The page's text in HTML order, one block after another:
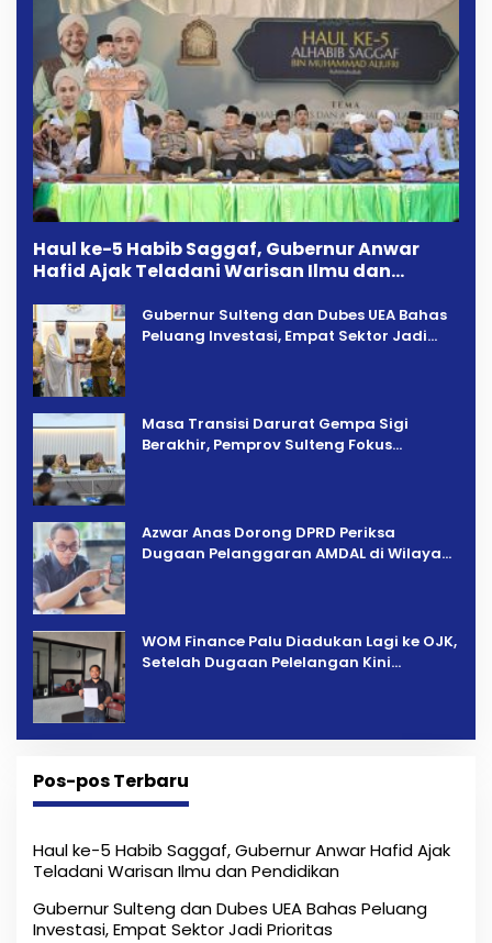
Haul ke-5 Habib Saggaf, Gubernur Anwar
Hafid Ajak Teladani Warisan Ilmu dan
Gubernur Sulteng dan Dubes UEA Bahas
Peluang Investasi, Empat Sektor Jadi
Masa Transisi Darurat Gempa Sigi
Berakhir, Pemprov Sulteng Fokus
Azwar Anas Dorong DPRD Periksa
Dugaan Pelanggaran AMDAL di Wilayah
‎WOM Finance Palu Diadukan Lagi ke OJK,
Setelah Dugaan Pelelangan Kini
Pos-pos Terbaru
Haul ke-5 Habib Saggaf, Gubernur Anwar Hafid Ajak
Teladani Warisan Ilmu dan Pendidikan
Gubernur Sulteng dan Dubes UEA Bahas Peluang
Investasi, Empat Sektor Jadi Prioritas